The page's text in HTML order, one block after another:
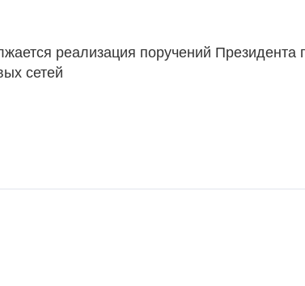
реализация поручений Президента
сетей